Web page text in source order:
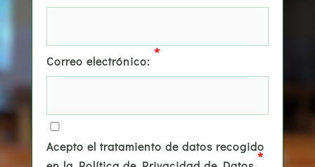
Correo electrónico:
*
Acepto el tratamiento de datos recogido
*